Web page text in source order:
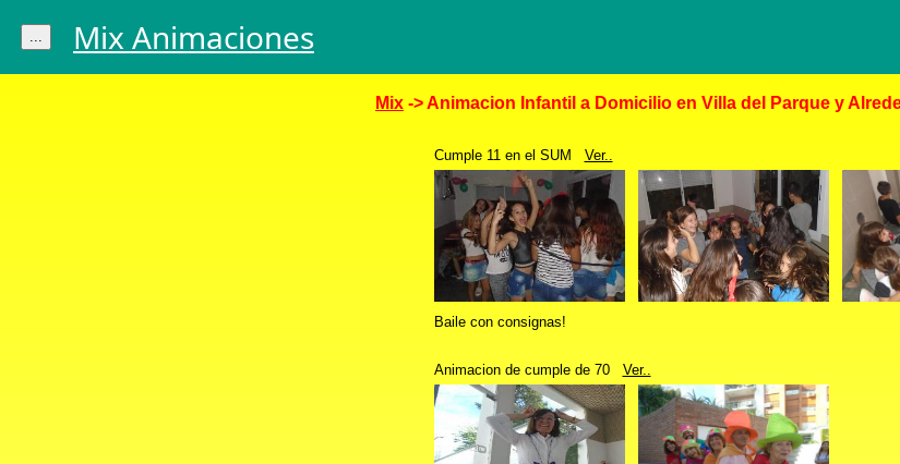
... Mix Animaciones
Mix -> Animacion Infantil a Domicilio en Villa del Parque y
Cumple 11 en el SUM Ver..
Baile con consignas!
Animacion de cumple de 70 Ver..